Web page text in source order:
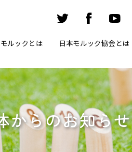
モルックとは 日本モルック協会とは
からのお知らせ